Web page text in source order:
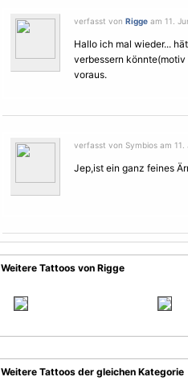
verfasst von Rigge am 11.
Hallo ich mal wieder...
verbessern
voraus.
verfasst von Symbios am 11.
Jep,ist ein ganz feines
Weitere Tattoos von Rigge
Weitere Tattoos der gleichen Kategorie